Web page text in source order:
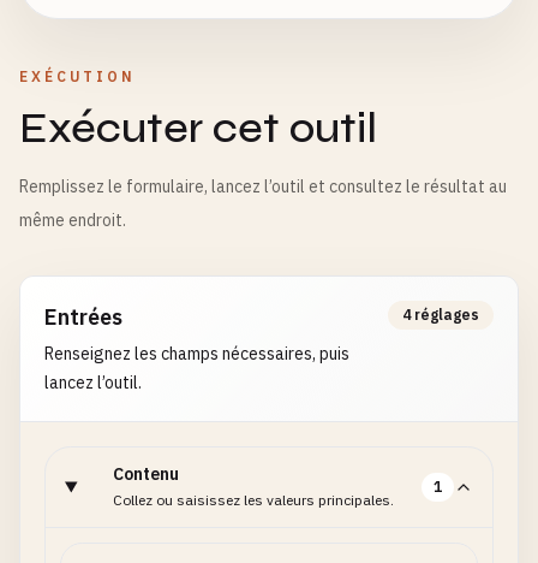
EXÉCUTION
Exécuter cet outil
Remplissez le formulaire, lancez l’outil et consultez le résultat au
même endroit.
Entrées
Renseignez les champs nécessaires, puis
lancez l’outil.
4 réglages
Contenu
Collez ou saisissez les valeurs principales.
1